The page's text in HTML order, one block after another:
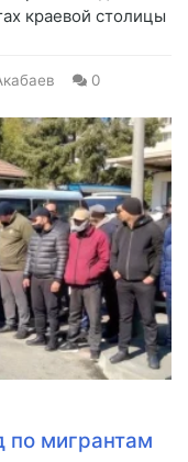
краевой столицы
0
по мигрантам